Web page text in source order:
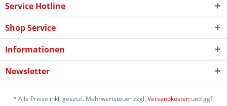
Service Hotline
Shop Service
Informationen
Newsletter
* Alle Preise inkl. gesetzl. Mehrwertsteuer zzgl.Versandkosten und ggf.